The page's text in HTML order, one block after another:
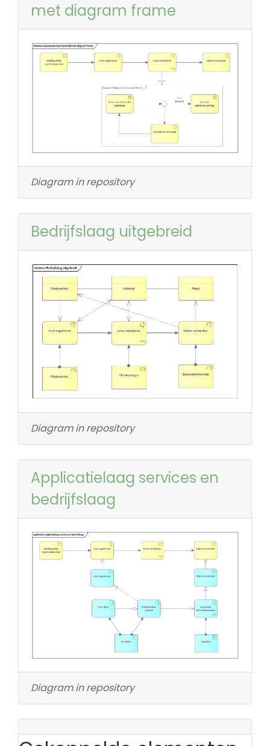
met diagram frame
Diagram in repository
Bedrijfslaag uitgebreid
Diagram in repository
Applicatielaag services en
bedrijfslaag
Diagram in repository